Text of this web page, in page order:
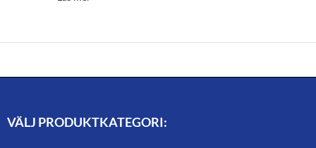
VÄLJ PRODUKTKATEGORI: